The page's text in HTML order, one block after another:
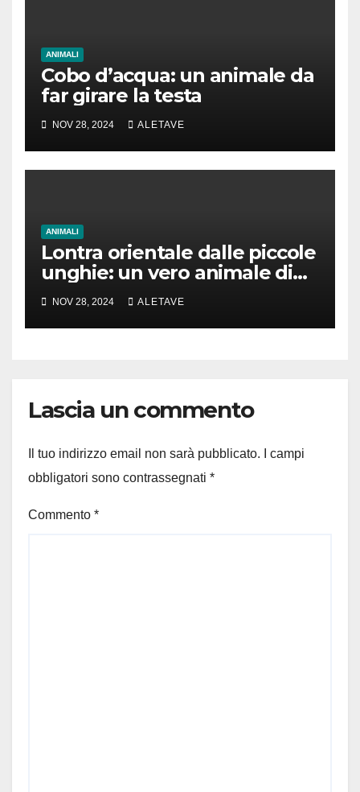
ANIMALI
Cobo d’acqua: un animale da
far girare la testa
NOV 28, 2024 ALETAVE
ANIMALI
Lontra orientale dalle piccole
unghie: un vero animale di
cui parlare
NOV 28, 2024 ALETAVE
Lascia un commento
Il tuo indirizzo email non sarà pubblicato.
I campi
obbligatori sono contrassegnati *
Commento *